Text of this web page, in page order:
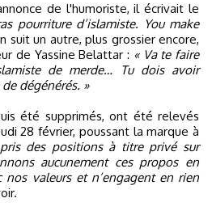
de l'humoriste, il écrivait le
pourriture d’islamiste. You make
suit un autre, plus grossier encore,
de Yassine Belattar : « Va te faire
de merde… Tu dois avoir
dégénérés. »
été supprimés, ont été relevés
28 février, poussant la marque à
des positions à titre privé sur
aucunement ces propos en
valeurs et n’engagent en rien